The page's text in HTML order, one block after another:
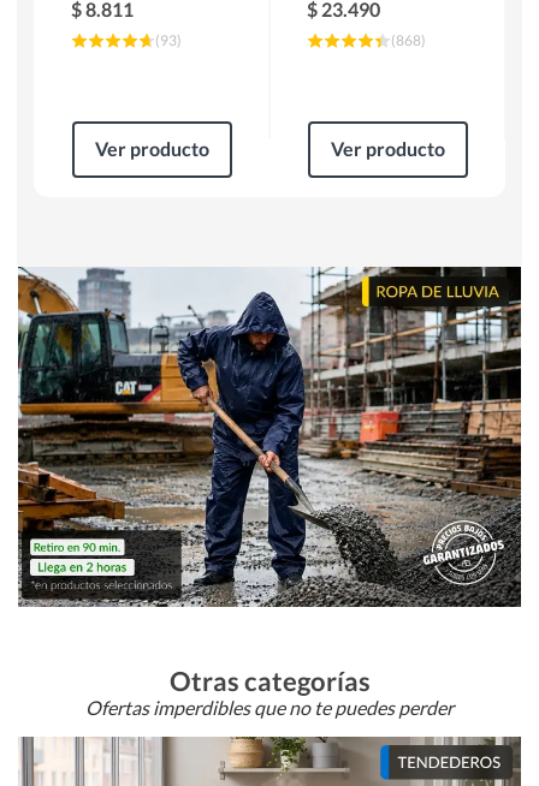
$8.811
(93)
Ver producto
$ 23.490
(868)
Ver producto
Otras categorías
Ofertas imperdibles que no te puedes perder